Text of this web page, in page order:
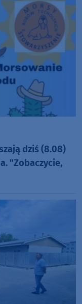
dziś (8.08)
"Zobaczycie,